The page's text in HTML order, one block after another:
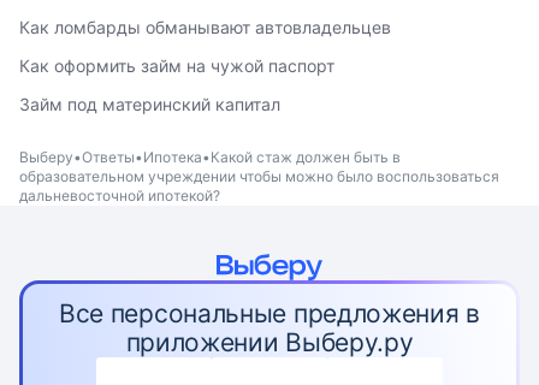
Как ломбарды обманывают автовладельцев
Как оформить займ на чужой паспорт
Займ под материнский капитал
Выберу Ответы Ипотека Какой стаж должен быть в
образовательном учреждении чтобы можно было воспользоваться
дальневосточной ипотекой?
Все персональные предложения в
приложении Выберу.ру